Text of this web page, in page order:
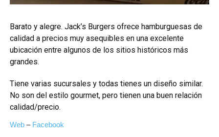
Barato y alegre. Jack’s Burgers ofrece hamburguesas de
calidad a precios muy asequibles en una excelente
ubicación entre algunos de los sitios históricos más
grandes.
Tiene varias sucursales y todas tienes un diseño similar.
No son del estilo gourmet, pero tienen una buen relación
calidad/precio.
Web – Facebook